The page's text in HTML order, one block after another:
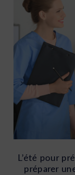
L’été pour
préparer